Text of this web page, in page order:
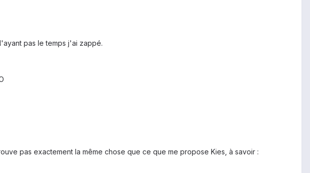
pas le temps j'ai zappé.
pas exactement la même chose que ce que me propose Kies, à savoir :